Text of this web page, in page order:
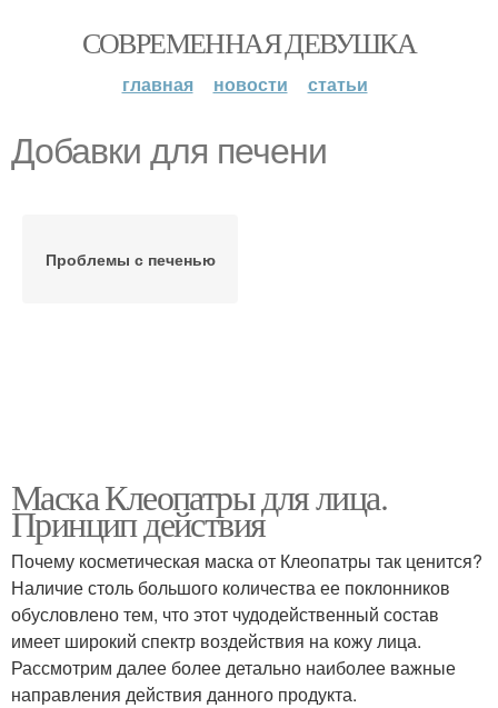
СОВРЕМЕННАЯ ДЕВУШКА
главная новости статьи
Добавки для печени
Проблемы с печенью
Маска Клеопатры для лица.
Принцип действия
Почему косметическая маска от Клеопатры так ценится?
Наличие столь большого количества ее поклонников
обусловлено тем, что этот чудодейственный состав
имеет широкий спектр воздействия на кожу лица.
Рассмотрим далее более детально наиболее важные
направления действия данного продукта.